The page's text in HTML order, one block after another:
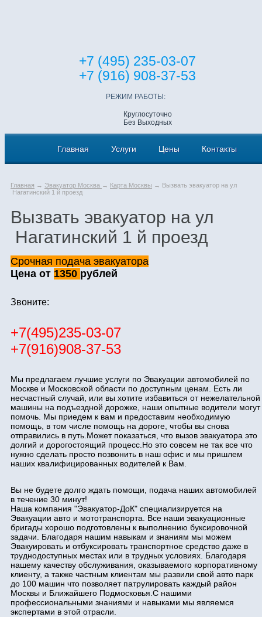
+7 (495) 235-03-07
+7 (916) 908-37-53
РЕЖИМ РАБОТЫ:
Круглосуточно
Без Выходных
Главная Услуги Цены Контакты
Главная → Эвакуатор Москва → Карта Москвы → Вызвать эвакуатор на ул
Нагатинский 1 й проезд
Вызвать эвакуатор на ул
Нагатинский 1 й проезд
Срочная подача эвакуатора
Цена от 1350 рублей
Звоните:
+7(495)235-03-07
+7(916)908-37-53
Мы предлагаем лучшие услуги по Эвакуации автомобилей по
Москве и Московской области по доступным ценам. Есть ли
несчастный случай, или вы хотите избавиться от нежелательной
машины на подъездной дорожке, наши опытные водители могут
помочь. Мы приедем к вам и предоставим необходимую
помощь, в том числе помощь на дороге, чтобы вы снова
отправились в путь.Может показаться, что вызов эвакуатора это
долгий и дорогостоящий процесс.Но это совсем не так все что
нужно сделать просто позвонить в наш офис и мы пришлем
наших квалифицированных водителей к Вам.
Вы не будете долго ждать помощи, подача наших автомобилей
в течение 30 минут!
Наша компания "Эвакуатор-ДоК" специализируется на
Эвакуации авто и мототранспорта. Все наши эвакуационные
бригады хорошо подготовлены к выполнению буксировочной
задачи. Благодаря нашим навыкам и знаниям мы можем
Эвакуировать и отбуксировать транспортное средство даже в
труднодоступных местах или в трудных условиях. Благодаря
нашему качеству обслуживания, оказываемого корпоративному
клиенту, а также частным клиентам мы развили свой авто парк
до 100 машин что позволяет патрулировать каждый район
Москвы и Ближайшего Подмосковья.С нашими
профессиональными знаниями и навыками мы являемся
экспертами в этой отрасли.